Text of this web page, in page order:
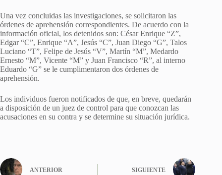
Una vez concluidas las investigaciones, se solicitaron las
órdenes de aprehensión correspondientes. De acuerdo con la
información oficial, los detenidos son: César Enrique “Z”,
Edgar “C”, Enrique “A”, Jesús “C”, Juan Diego “G”, Talos
Luciano “T”, Felipe de Jesús “V”, Martín “M”, Medardo
Ernesto “M”, Vicente “M” y Juan Francisco “R”, al interno
Eduardo “G” se le cumplimentaron dos órdenes de
aprehensión.
Los individuos fueron notificados de que, en breve, quedarán
a disposición de un juez de control para que conozcan las
acusaciones en su contra y se determine su situación jurídica.
ANTERIOR SIGUIENTE